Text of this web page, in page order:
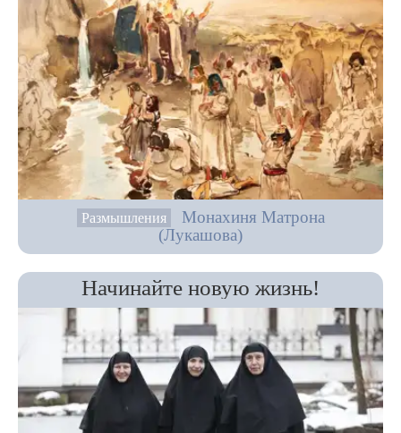
Размышления
Монахиня Матрона
(Лукашова)
Начинайте новую жизнь!